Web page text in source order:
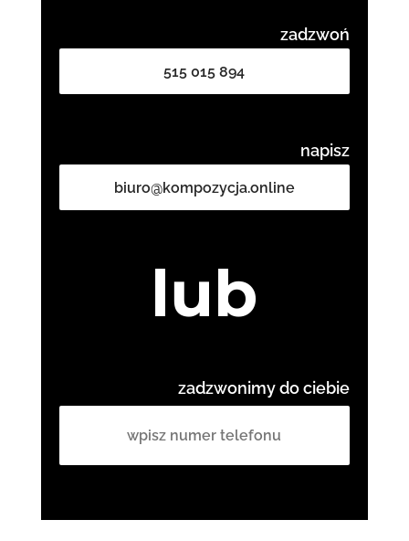
zadzwoń
515 015 894
napisz
biuro@kompozycja.online
lub
zadzwonimy do ciebie